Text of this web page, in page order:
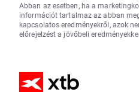
Abban az esetben, ha a
információt tartalmaz az abban
kapcsolatos eredményekről, azok
előrejelzést a jövőbeli